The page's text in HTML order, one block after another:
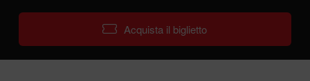
Acquista il biglietto